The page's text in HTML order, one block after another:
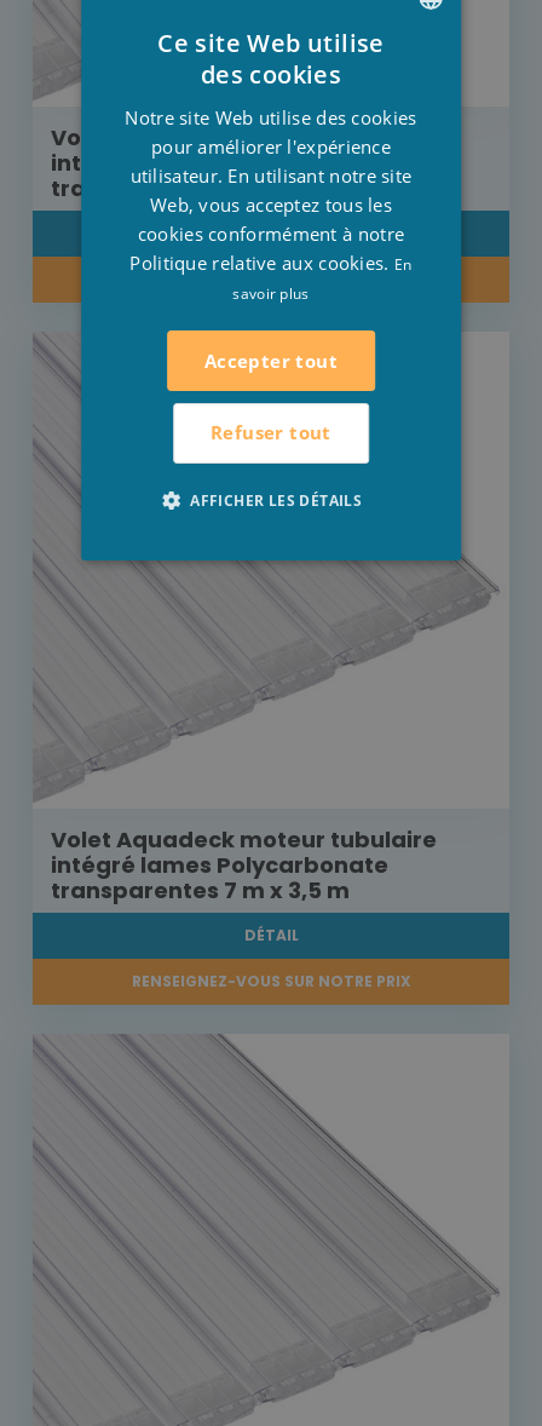
Volet Aquadeck moteur tubulaire
intégré lames Polycarbonate
transparentes 8 m x 4,5 m
DÉTAIL
RENSEIGNEZ-VOUS SUR NOTRE PRIX
Volet Aquadeck moteur tubulaire
intégré lames Polycarbonate
transparentes 7 m x 3,5 m
DÉTAIL
RENSEIGNEZ-VOUS SUR NOTRE PRIX
ENGLISH
Ce site Web utilise
des cookies
Notre site Web utilise des cookies
pour améliorer l'expérience
utilisateur. En utilisant notre site
Web, vous acceptez tous les
cookies conformément à notre
Politique relative aux cookies. En
savoir plus
Accepter tout
Refuser tout
AFFICHER LES DÉTAILS